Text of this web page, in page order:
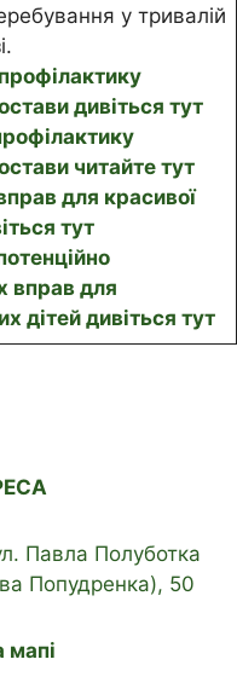
у тривалій
дивіться тут
читайте тут
для красивої
тут
вправ для
дітей дивіться тут
Павла Полуботка
Попудренка), 50
мапі